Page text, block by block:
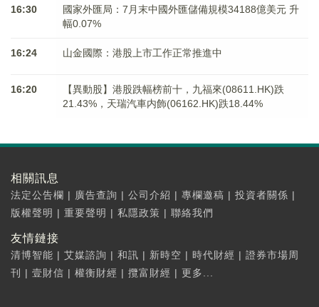
16:30
國家外匯局：7月末中國外匯儲備規模34188億美元 升
幅0.07%
16:24 山金國際：港股上市工作正常推進中
16:20
【異動股】港股跌幅榜前十，九福來(08611.HK)跌
21.43%，天瑞汽車内飾(06162.HK)跌18.44%
相關訊息
法定公告欄 | 廣告查詢 | 公司介紹 | 專欄邀稿 | 投資者關係 |
版權聲明 | 重要聲明 | 私隱政策 | 聯絡我們
友情鏈接
清博智能 | 艾媒諮詢 | 和訊 | 新時空 | 時代財經 | 證券市場周
刊
| 壹財信 | 權衡財經 | 攬富財經 | 更多...